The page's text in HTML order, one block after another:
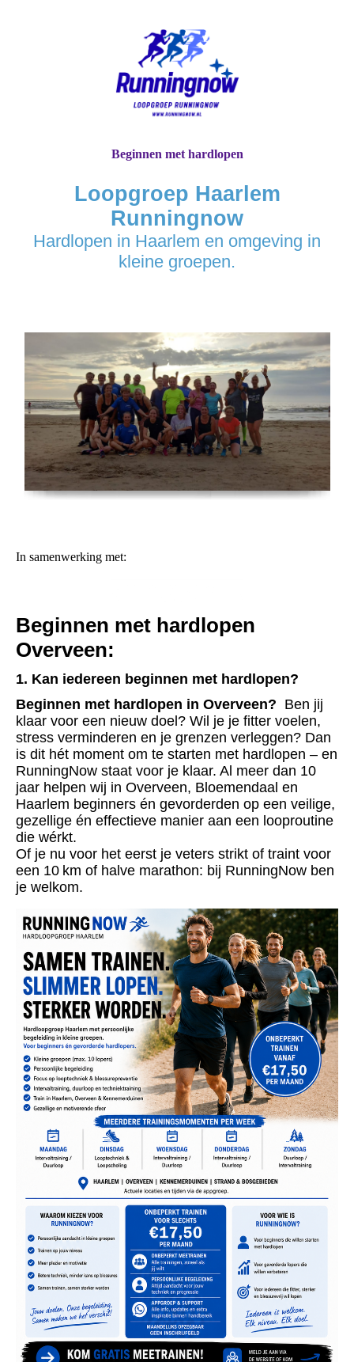
Loopgroep Haarlem
Runningnow
Hardlopen in Haarlem en omgeving in
kleine groepen.
Beginnen met hardlopen
In samenwerking met:
Beginnen met hardlopen
Overveen:
1. Kan iedereen beginnen met hardlopen?
Beginnen met hardlopen in Overveen? Ben jij
klaar voor een nieuw doel? Wil je je fitter voelen,
stress verminderen en je grenzen verleggen? Dan
is dit hét moment om te starten met hardlopen – en
RunningNow staat voor je klaar. Al meer dan 10
jaar helpen wij in Overveen, Bloemendaal en
Haarlem beginners én gevorderden op een veilige,
gezellige én effectieve manier aan een looproutine
die wérkt.
Of je nu voor het eerst je veters strikt of traint voor
een 10 km of halve marathon: bij RunningNow ben
je welkom.